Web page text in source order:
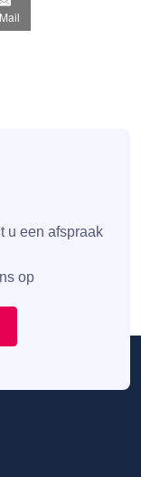
u een afspraak
op